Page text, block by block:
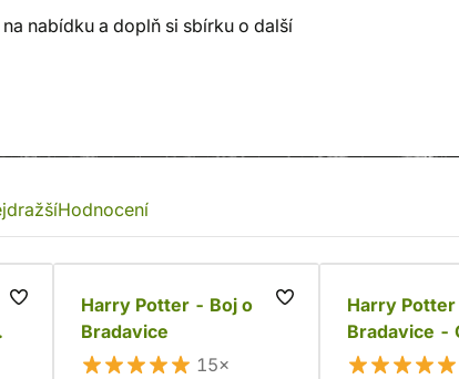
nabídku a doplň si sbírku o další
Hodnocení
Harry Potter - Boj o
Bradavice
15×
Harry
Bradavice -
obludárium